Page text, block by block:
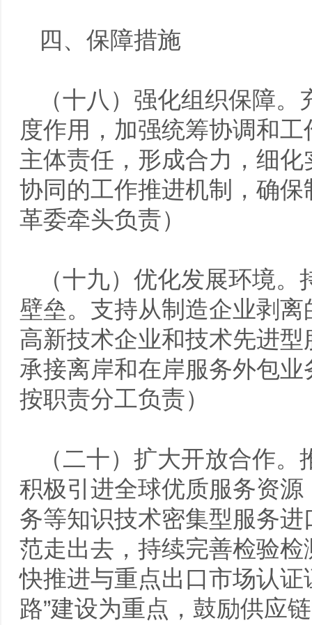
四、保障措施
（十八）强化组织保障
度作用，加强统筹协调和
主体责任，形成合力，细
协同的工作推进机制，确
革委牵头负责）
（十九）优化发展环境
壁垒。支持从制造企业剥
高新技术企业和技术先进
承接离岸和在岸服务外包
按职责分工负责）
（二十）扩大开放合作
积极引进全球优质服务资
务等知识技术密集型服务
范走出去，持续完善检验
快推进与重点出口市场认
路”建设为重点，鼓励供应